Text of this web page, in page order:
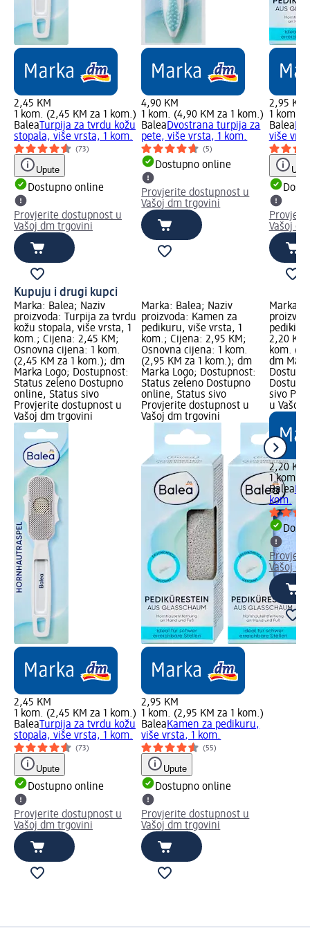
2,45 KM
1 kom. (2,45 KM za 1 kom.)
Balea Turpija za tvrdu kožu
stopala, više vrsta, 1 kom.
(73)
Upute
Dostupno online
Provjerite dostupnost u
Vašoj dm trgovini
4,90 KM
1 kom. (4,90 KM za 1 kom.)
BaleaDvostrana turpija za
pete, više vrsta, 1 kom.
(5)
Dostupno online
Provjerite dostupnost u
Vašoj dm trgovini
2,95 KM
1 kom.
Balea
više
Vašoj
Kupuju i drugi kupci
Marka: Balea; Naziv
proizvoda: Turpija za tvrdu
kožu stopala, više vrsta, 1
kom.; Cijena: 2,45 KM;
Osnovna cijena: 1 kom.
(2,45 KM za 1 kom.); dm
Marka Logo; Dostupnost:
Status zeleno Dostupno
online, Status sivo
Provjerite dostupnost u
Vašoj dm trgovini
2,45 KM
1 kom. (2,45 KM za 1 kom.)
Balea Turpija za tvrdu kožu
stopala, više vrsta, 1 kom.
(73)
Upute
Dostupno online
Provjerite dostupnost u
Vašoj dm trgovini
Marka: Balea; Naziv
proizvoda: Kamen za
pedikuru, više vrsta, 1
kom.; Cijena: 2,95 KM;
Osnovna cijena: 1 kom.
(2,95 KM za 1 kom.); dm
Marka Logo; Dostupnost:
Status zeleno Dostupno
online, Status sivo
Provjerite dostupnost u
Vašoj dm trgovini
2,95 KM
1 kom. (2,95 KM za 1 kom.)
BaleaKamen za pedikuru,
više vrsta, 1 kom.
(55)
Upute
Dostupno online
Provjerite dostupnost u
Vašoj dm trgovini
Marka:
pedikir,
2,20
kom.
dm
sivo
u Vašoj
2,20 KM
1 kom.
Balea
kom.
Vašoj